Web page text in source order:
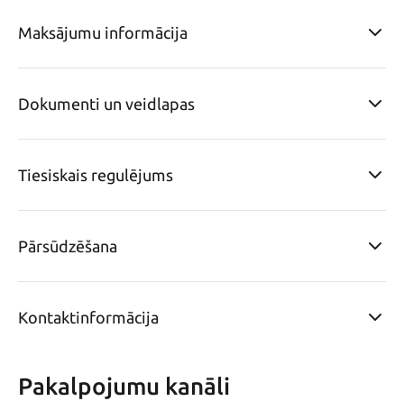
Maksājumu informācija
Dokumenti un veidlapas
Tiesiskais regulējums
Pārsūdzēšana
Kontaktinformācija
Pakalpojumu kanāli